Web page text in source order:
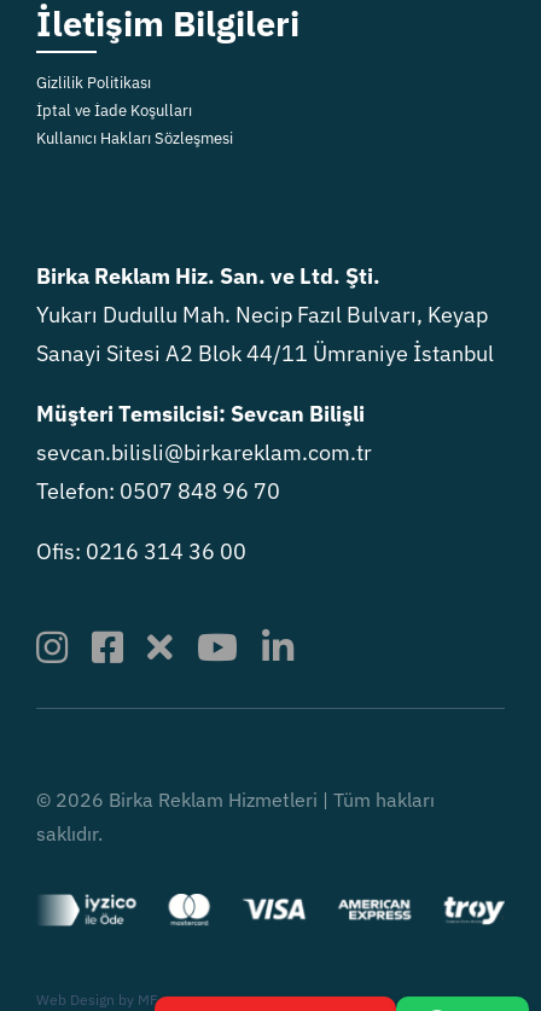
İletişim Bilgileri
Gizlilik Politikası
İptal ve İade Koşulları
Kullanıcı Hakları Sözleşmesi
Birka Reklam Hiz. San. ve Ltd. Şti.
Yukarı Dudullu Mah. Necip Fazıl Bulvarı, Keyap
Sanayi Sitesi A2 Blok 44/11 Ümraniye İstanbul
Müşteri Temsilcisi: Sevcan Bilişli
sevcan.bilisli@birkareklam.com.tr
Telefon: 0507 848 96 70
Ofis: 0216 314 36 00
© 2026 Birka Reklam Hizmetleri | Tüm hakları
saklıdır.
Web Design by MF